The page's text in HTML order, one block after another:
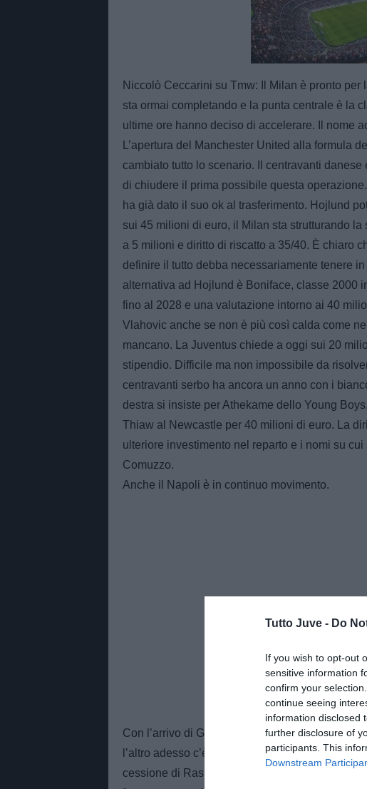
Tutto Juve - Do
If you wish to opt-out
sensitive information
confirm your
continue seeing
information disclosed
further disclosure of
participants. This
Downstream
Unmute
Loaded:
100.00%
Niccolò Ceccarini su Tmw: Il Milan è pronto per
sta ormai completando e la punta centrale è la
ultime ore hanno deciso di accelerare. Il nome
L’apertura del Manchester United alla formula
cambiato tutto lo scenario. Il centravanti
di chiudere il prima possibile questa
ha già dato il suo ok al trasferimento. Hojlund
sui 45 milioni di euro, il Milan sta strutturando
a 5 milioni e diritto di riscatto a 35/40. È chiaro
definire il tutto debba necessariamente tenere
alternativa ad Hojlund è Boniface, classe 2000
fino al 2028 e una valutazione intorno ai 40
Vlahovic anche se non è più così calda come
mancano. La Juventus chiede a oggi sui 20
stipendio. Difficile ma non impossibile da
centravanti serbo ha ancora un anno con i
destra si insiste per Athekame dello Young
Thiaw al Newcastle per 40 milioni di euro. La
ulteriore investimento nel reparto e i nomi su
Comuzzo.
Anche il Napoli è in continuo movimento.
Con l’arrivo di Gutierrez dal Girona gli azzurri
l’altro adesso c’è abbondanza considerata
cessione di Raspadori all’Atletico Madrid (dopo